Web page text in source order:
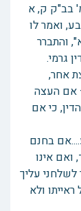
בב"ק ק, א
ואמר לו
והתברר
גרמי.
אחר,
אם העצה
כי אם
בחנם
ואם אינו
עליך
ולא